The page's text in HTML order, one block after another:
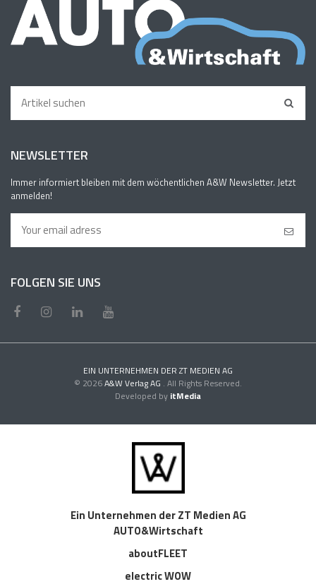
NEWSLETTER
Immer informiert bleiben mit dem wöchentlichen A&W Newsletter. Jetzt
anmelden!
FOLGEN SIE UNS
EIN UNTERNEHMEN DER ZT MEDIEN AG
© 2026A&W Verlag AG . All Rights Reserved.
Developed by itMedia
Ein Unternehmen der ZT Medien AG
AUTO&Wirtschaft
aboutFLEET
electric WOW